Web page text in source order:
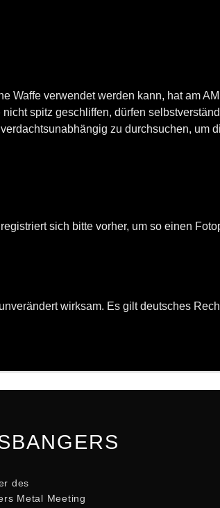
Waffe verwendet werden kann, hat am
spitz geschliffen, dürfen
zu durchsuchen, um
sich bitte vorher, um so einen
wirksam. Es gilt deutsches
des
Metal Meeting